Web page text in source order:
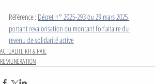
Référence : Décret n° 2025-293 du 29 mars 2025
portant revalorisation du montant forfaitaire du
revenu de solidarité active
ACTUALITE RH & PAIE
REMUNERATION